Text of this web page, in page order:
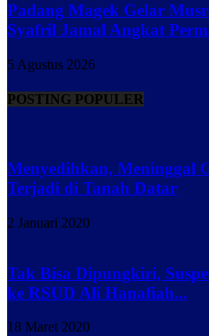
Padang Magek Gelar
Syafril Jamal Angkat
5 Agustus 2026
POSTING POPULER
Menyedihkan, Meninggal
Terjadi di Tanah Datar
2 Januari 2020
Tak Bisa Dipungkiri,
ke RSUD Ali Hanafiah...
18 Maret 2020